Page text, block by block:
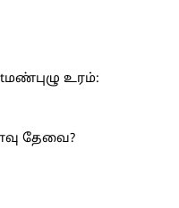
மண்புழு உரம்:
தேவை?